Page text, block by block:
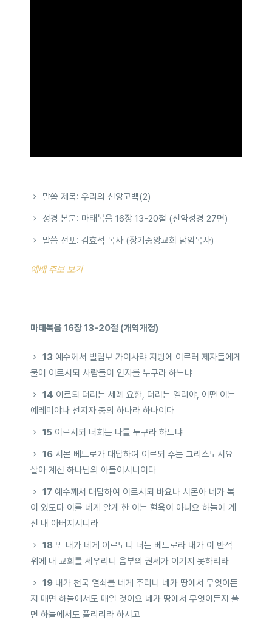
말씀 제목: 우리의 신앙고백(2)
성경 본문: 마태복음 16장 13-20절 (신약성경 27면)
말씀 선포: 김효석 목사 (장기중앙교회 담임목사)
예배 주보 보기
마태복음 16장 13-20절 (개역개정)
13예수께서 빌립보 가이사랴 지방에 이르러 제자들에게
물어 이르시되 사람들이 인자를 누구라 하느냐
14 이르되 더러는 세례 요한, 더러는 엘리야, 어떤 이는
예레미야나 선지자 중의 하나라 하나이다
15이르시되 너희는 나를 누구라 하느냐
16시몬 베드로가 대답하여 이르되 주는 그리스도시요
살아 계신 하나님의 아들이시니이다
17 예수께서 대답하여 이르시되 바요나 시몬아 네가 복
이 있도다 이를 네게 알게 한 이는 혈육이 아니요 하늘에 계
신 내 아버지시니라
18 또 내가 네게 이르노니 너는 베드로라 내가 이 반석
위에 내 교회를 세우리니 음부의 권세가 이기지 못하리라
19내가 천국 열쇠를 네게 주리니 네가 땅에서 무엇이든
지 매면 하늘에서도 매일 것이요 네가 땅에서 무엇이든지 풀
면 하늘에서도 풀리리라 하시고